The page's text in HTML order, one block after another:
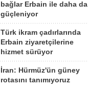
bağlar Erbain ile daha da
güçleniyor
Türk ikram çadırlarında
Erbain ziyaretçilerine
hizmet sürüyor
İran: Hürmüz'ün güney
rotasını tanımıyoruz